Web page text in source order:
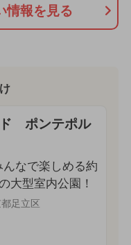
情報を見る
ド ポンテポル
んなで楽しめる約
大型室内公園！
足立区